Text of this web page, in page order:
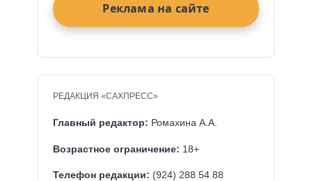
Реклама на сайте
РЕДАКЦИЯ «САХПРЕСС»
Главный редактор: Ромахина А.А.
Возрастное ограничение: 18+
Телефон редакции: (924) 288 54 88